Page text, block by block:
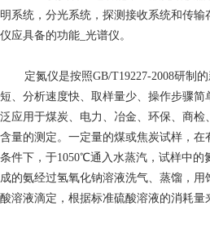
明系统，分光系统，探测接收系统和传
仪应具备的功能_光谱仪。
定氮仪是按照GB/T19227-2008研制
短、分析速度快、取样量少、操作步骤
泛应用于煤炭、电力、冶金、环保、商
含量的测定。一定量的煤或焦炭试样，
条件下，于1050℃通入水蒸汽，试样中的
成的氨经过氢氧化钠溶液洗气、蒸馏，
酸溶液滴定，根据标准硫酸溶液的消耗量